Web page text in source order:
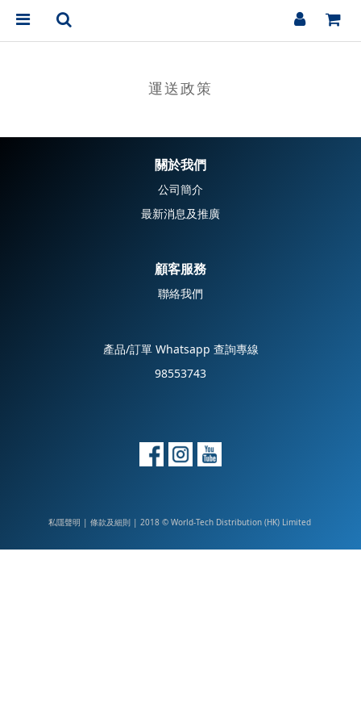
運送政策
關於我們
公司簡介
最新消息及推廣
顧客服務
聯絡我們
產品/訂單 Whatsapp 查詢專線
98553743
私隱聲明 | 條款及細則| 2018 © World-Tech Distribution (HK) Limited